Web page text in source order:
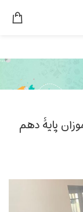
پایۀ دهم